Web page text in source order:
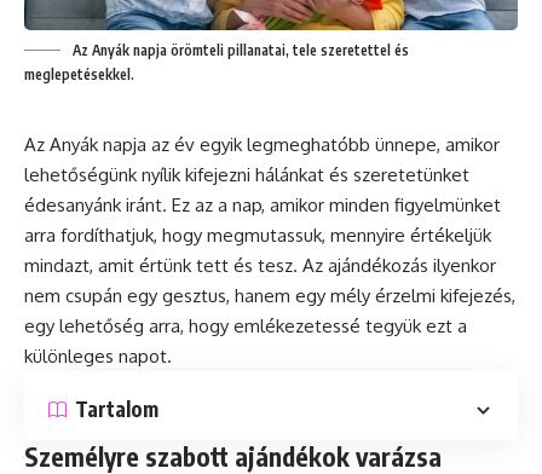
Az Anyák napja örömteli pillanatai, tele szeretettel és
meglepetésekkel.
Az Anyák napja az év egyik legmeghatóbb ünnepe, amikor
lehetőségünk nyílik kifejezni hálánkat és szeretetünket
édesanyánk iránt. Ez az a nap, amikor minden figyelmünket
arra fordíthatjuk, hogy megmutassuk, mennyire értékeljük
mindazt, amit értünk tett és tesz. Az ajándékozás ilyenkor
nem csupán egy gesztus, hanem egy mély érzelmi kifejezés,
egy lehetőség arra, hogy emlékezetessé tegyük ezt a
különleges napot.
Tartalom
Személyre szabott ajándékok varázsa